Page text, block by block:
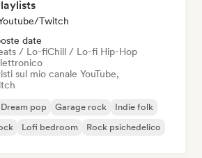
Twitch
date
/ Lo-fiChill / Lo-fi Hip-Hop
sul mio canale YouTube,
Dream pop Garage rock
Indie folk
Lofi bedroom Rock psichedelico